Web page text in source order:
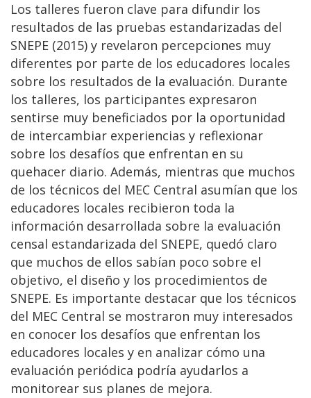
Los talleres fueron clave para difundir los
resultados de las pruebas estandarizadas del
SNEPE (2015) y revelaron percepciones muy
diferentes por parte de los educadores locales
sobre los resultados de la evaluación. Durante
los talleres, los participantes expresaron
sentirse muy beneficiados por la oportunidad
de intercambiar experiencias y reflexionar
sobre los desafíos que enfrentan en su
quehacer diario. Además, mientras que muchos
de los técnicos del MEC Central asumían que los
educadores locales recibieron toda la
información desarrollada sobre la evaluación
censal estandarizada del SNEPE, quedó claro
que muchos de ellos sabían poco sobre el
objetivo, el diseño y los procedimientos de
SNEPE. Es importante destacar que los técnicos
del MEC Central se mostraron muy interesados ​​
en conocer los desafíos que enfrentan los
educadores locales y en analizar cómo una
evaluación periódica podría ayudarlos a
monitorear sus planes de mejora.